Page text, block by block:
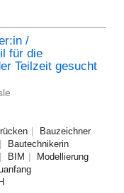
/
für die
Teilzeit gesucht
Bauzeichner
Bautechnikerin
BIM
Modellierung